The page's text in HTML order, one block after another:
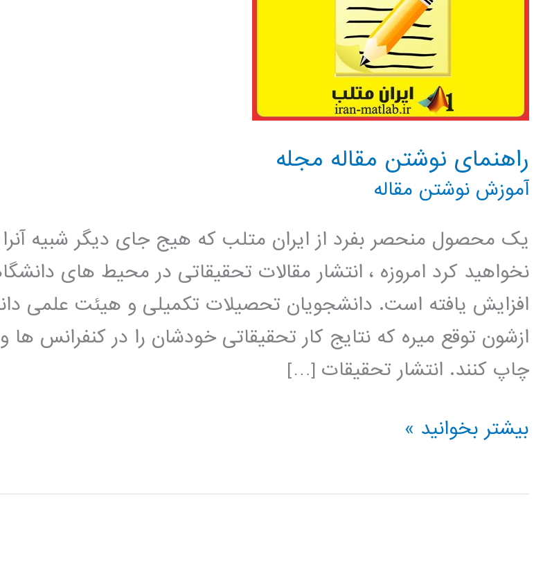
راهنمای نوشتن مقاله مجله
آموزش نوشتن مقاله
یک محصول منحصر بفرد از ایران متلب که هیج جای دیگر شبیه آنرا
نخواهید کرد امروزه ، انتشار مقالات تحقیقاتی در محیط های
افزایش یافته است. دانشجویان تحصیلات تکمیلی و هیئت علمی
ازشون توقع میره که نتایج کار تحقیقاتی خودشان را در کنفرانس
چاپ کنند. انتشار تحقیقات […]
راهنمای
مقاله
بیشتر بخوانید »